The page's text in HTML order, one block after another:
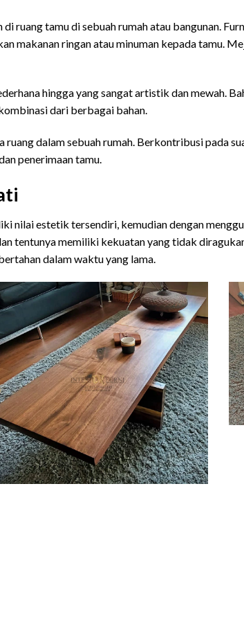
ruang tamu di sebuah rumah atau bangunan.
makanan ringan atau minuman kepada tamu.
hingga yang sangat artistik dan mewah.
dari berbagai bahan.
dalam sebuah rumah. Berkontribusi pada
penerimaan tamu.
nilai estetik tersendiri, kemudian dengan
tentunya memiliki kekuatan yang tidak
dalam waktu yang lama.